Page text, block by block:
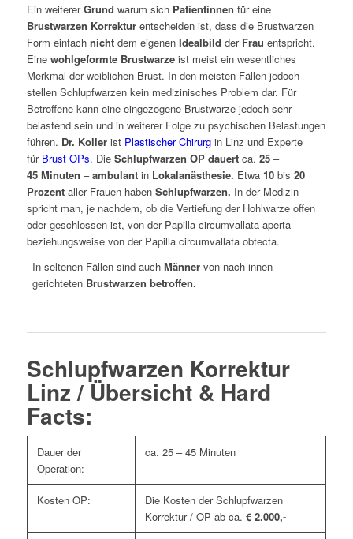
Ein weitererGrund warum sich Patientinnen für eine
Brustwarzen Korrekturentscheiden ist, dass die Brustwarzen
Form einfach nichtdem eigenen Idealbild der Frau entspricht.
Eine wohlgeformte Brustwarzeist meist ein wesentliches
Merkmal der weiblichen Brust. In den meisten Fällen jedoch
stellen Schlupfwarzen kein medizinisches Problem dar. Für
Betroffene kann eine eingezogene Brustwarze jedoch sehr
belastend sein und in weiterer Folge zu psychischen Belastungen
führen. Dr. Kollerist Plastischer Chirurgin Linz und Experte
für Brust OPs. Die Schlupfwarzen OP dauertca. 25–
45 Minuten –ambulantin Lokalanästhesie. Etwa 10bis 20
Prozentaller Frauen haben Schlupfwarzen. In der Medizin
spricht man, je nachdem, ob die Vertiefung der Hohlwarze offen
oder geschlossen ist, von der Papilla circumvallata aperta
beziehungsweise von der Papilla circumvallata obtecta.
In seltenen Fällen sind auch Männervon nach innen
gerichteten Brustwarzen betroffen.
Schlupfwarzen Korrektur
Linz / Übersicht & Hard
Facts:
Dauer der
Operation:
ca. 25 – 45 Minuten
Kosten OP:
Die Kosten der Schlupfwarzen
Korrektur / OP ab ca. € 2.000,-